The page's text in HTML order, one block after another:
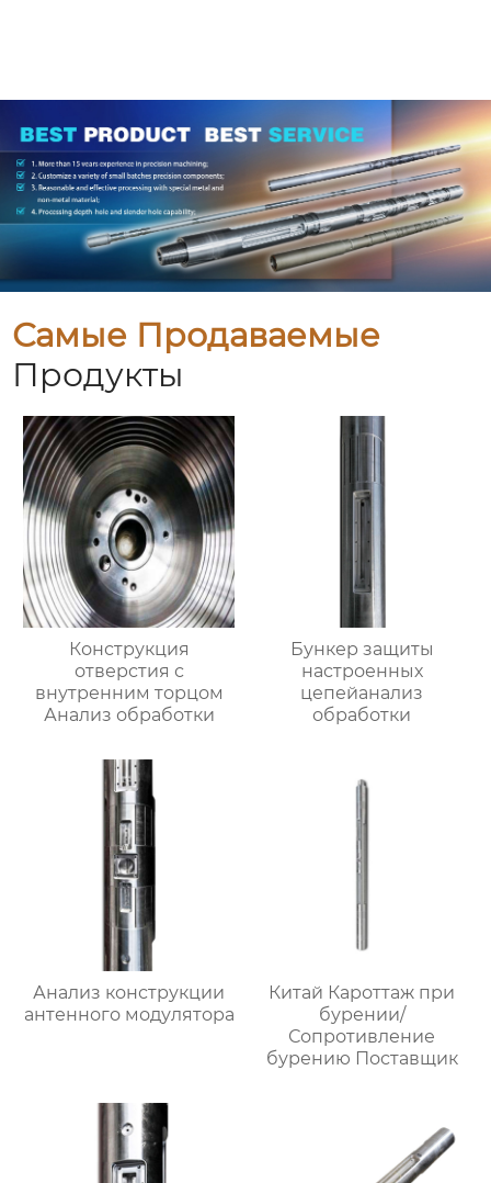
Самые Продаваемые
Продукты
Конструкция
отверстия с
внутренним торцом
Анализ обработки
Бункер защиты
настроенных
цепейанализ
обработки
Анализ конструкции
антенного модулятора
Китай Кароттаж при
бурении/
Сопротивление
бурению Поставщик